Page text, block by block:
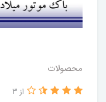
محصولات
از 3